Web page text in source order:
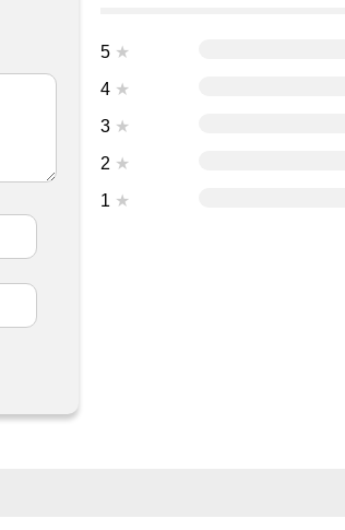
5 ★
4 ★
3 ★
2 ★
1 ★